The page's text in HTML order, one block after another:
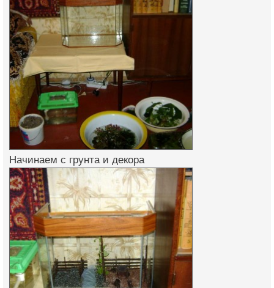
Начинаем с грунта и декора